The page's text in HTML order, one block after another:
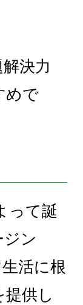
決力
めで
って誕
ン
活に根
供し